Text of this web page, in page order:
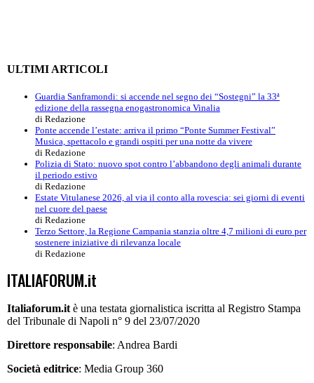
ULTIMI ARTICOLI
Guardia Sanframondi: si accende nel segno dei “Sostegni” la 33ª
edizione della rassegna enogastronomica Vinalia
di Redazione
Ponte accende l’estate: arriva il primo “Ponte Summer Festival”
Musica, spettacolo e grandi ospiti per una notte da vivere
di Redazione
Polizia di Stato: nuovo spot contro l’abbandono degli animali durante
il periodo estivo
di Redazione
Estate Vitulanese 2026, al via il conto alla rovescia: sei giorni di eventi
nel cuore del paese
di Redazione
Terzo Settore, la Regione Campania stanzia oltre 4,7 milioni di euro per
sostenere iniziative di rilevanza locale
di Redazione
ITALIAFORUM.it
Italiaforum.it è una testata giornalistica iscritta al Registro Stampa
del Tribunale di Napoli n° 9 del 23/07/2020
Direttore responsabile: Andrea Bardi
Società editrice: Media Group 360